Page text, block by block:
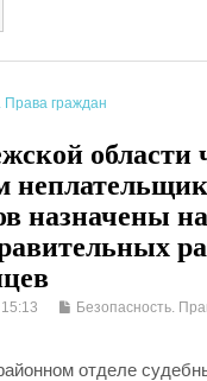
области
назначены
Безопасность.
отделе